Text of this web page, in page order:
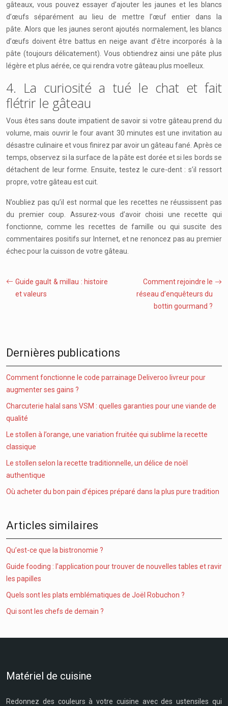
gâteaux, vous pouvez essayer d’ajouter les jaunes et les blancs
d’œufs séparément au lieu de mettre l’œuf entier dans la
pâte. Alors que les jaunes seront ajoutés normalement, les blancs
d’œufs doivent être battus en neige avant d’être incorporés à la
pâte (toujours délicatement). Vous obtiendrez ainsi une pâte plus
légère et plus aérée, ce qui rendra votre gâteau plus moelleux.
4. La curiosité a tué le chat et fait
flétrir le gâteau
Vous êtes sans doute impatient de savoir si votre gâteau prend du
volume, mais ouvrir le four avant 30 minutes est une invitation au
désastre culinaire et vous finirez par avoir un gâteau fané. Après ce
temps, observez si la surface de la pâte est dorée et si les bords se
détachent de leur forme. Ensuite, testez le cure-dent : s’il ressort
propre, votre gâteau est cuit.
N’oubliez pas qu’il est normal que les recettes ne réussissent pas
du premier coup. Assurez-vous d’avoir choisi une recette qui
fonctionne, comme les recettes de famille ou qui suscite des
commentaires positifs sur Internet, et ne renoncez pas au premier
échec pour la cuisson de votre gâteau.
Guide gault & millau : histoire
et valeurs
Comment rejoindre le
réseau d’enquêteurs du
bottin gourmand ?
Dernières publications
Comment fonctionne le code parrainage Deliveroo livreur pour
augmenter ses gains ?
Charcuterie halal sans VSM : quelles garanties pour une viande de
qualité
Le stollen à l’orange, une variation fruitée qui sublime la recette
classique
Le stollen selon la recette traditionnelle, un délice de noël
authentique
Où acheter du bon pain d’épices préparé dans la plus pure tradition
Articles similaires
Qu’est-ce que la bistronomie ?
Guide fooding : l’application pour trouver de nouvelles tables et ravir
les papilles
Quels sont les plats emblématiques de Joël Robuchon ?
Qui sont les chefs de demain ?
Matériel de cuisine
Redonnez des couleurs à votre cuisine avec des ustensiles qui